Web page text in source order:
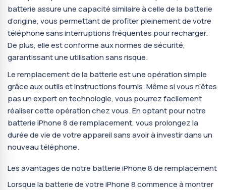
batterie assure une capacité similaire à celle de la batterie
d’origine, vous permettant de profiter pleinement de votre
téléphone sans interruptions fréquentes pour recharger.
De plus, elle est conforme aux normes de sécurité,
garantissant une utilisation sans risque.
Le remplacement de la batterie est une opération simple
grâce aux outils et instructions fournis. Même si vous n’êtes
pas un expert en technologie, vous pourrez facilement
réaliser cette opération chez vous. En optant pour notre
batterie iPhone 8 de remplacement, vous prolongez la
durée de vie de votre appareil sans avoir à investir dans un
nouveau téléphone.
Les avantages de notre batterie iPhone 8 de remplacement
Lorsque la batterie de votre iPhone 8 commence à montrer